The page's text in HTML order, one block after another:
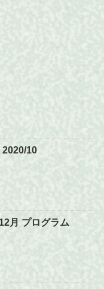
10
月 プログラム